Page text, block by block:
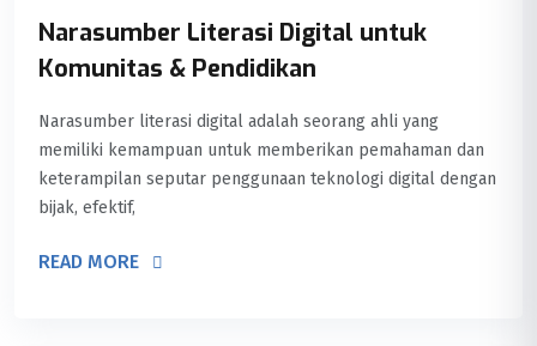
Narasumber Literasi Digital untuk
Komunitas & Pendidikan
Narasumber literasi digital adalah seorang ahli yang
memiliki kemampuan untuk memberikan pemahaman dan
keterampilan seputar penggunaan teknologi digital dengan
bijak, efektif,
READ MORE